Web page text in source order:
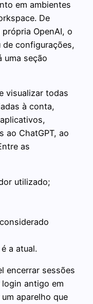
em ambientes
De
OpenAI, o
de configurações,
uma seção
visualizar todas
à conta,
ao ChatGPT, ao
as
utilizado;
a atual.
encerrar sessões
antigo em
aparelho que